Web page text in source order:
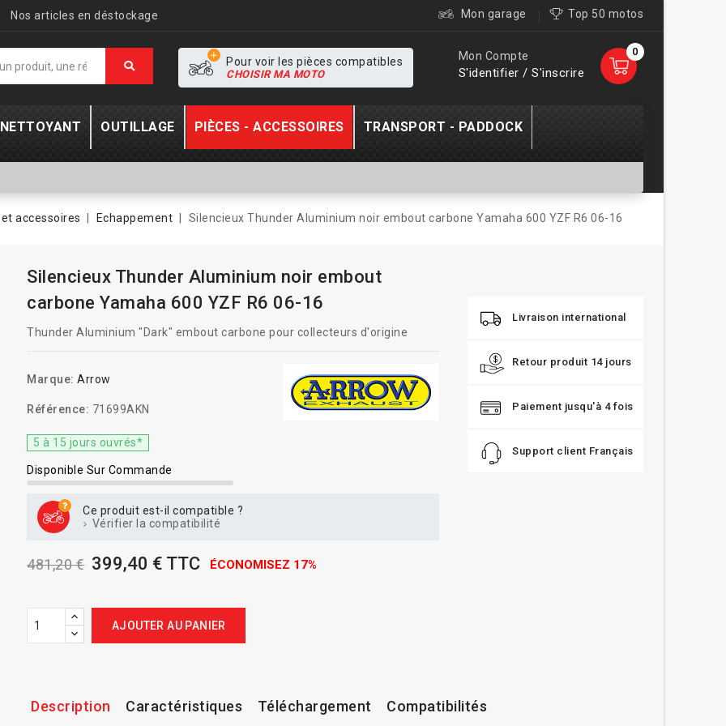
Nos articles en déstockage Mon garage Top 50 motos
0
Mon Compte
S'identifier / S'inscrire
Pour voir les pièces compatibles
CHOISIR MA MOTO
OUTILLAGE PIÈCES - ACCESSOIRES TRANSPORT - PADDOCK
accessoires Echappement Silencieux Thunder Aluminium noir embout carbone Yamaha 600 YZF R6 06-16
Silencieux Thunder Aluminium noir embout
carbone Yamaha 600 YZF R6 06-16
Thunder Aluminium "Dark" embout carbone pour collecteurs d'origine
Marque: Arrow
Référence: 71699AKN
5 à 15 jours ouvrés*
Disponible Sur Commande
Ce produit est-il compatible ?
Vérifier la compatibilité
481,20 € 399,40 € TTC ÉCONOMISEZ 17%
AJOUTER AU PANIER
Livraison international
Retour produit 14 jours
Paiement jusqu'à 4 fois
Support client Français
Description Caractéristiques Téléchargement Compatibilités